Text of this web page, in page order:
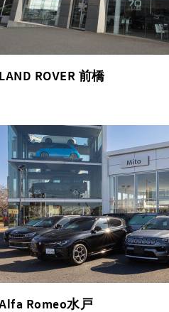
ROVER 前橋
Romeo水戸